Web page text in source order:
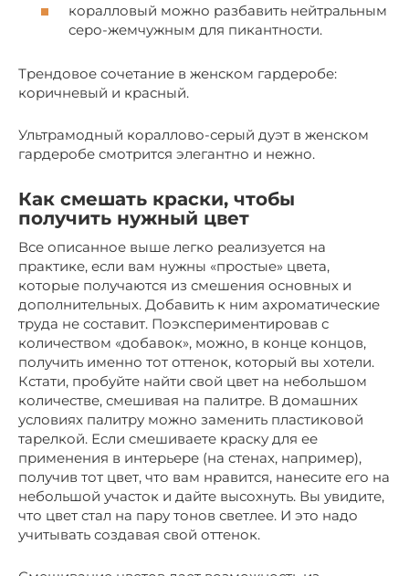
коралловый можно разбавить нейтральным
серо-жемчужным для пикантности.
Трендовое сочетание в женском гардеробе:
коричневый и красный.
Ультрамодный кораллово-серый дуэт в женском
гардеробе смотрится элегантно и нежно.
Как смешать краски, чтобы
получить нужный цвет
Все описанное выше легко реализуется на
практике, если вам нужны «простые» цвета,
которые получаются из смешения основных и
дополнительных. Добавить к ним ахроматические
труда не составит. Поэкспериментировав с
количеством «добавок», можно, в конце концов,
получить именно тот оттенок, который вы хотели.
Кстати, пробуйте найти свой цвет на небольшом
количестве, смешивая на палитре. В домашних
условиях палитру можно заменить пластиковой
тарелкой. Если смешиваете краску для ее
применения в интерьере (на стенах, например),
получив тот цвет, что вам нравится, нанесите его на
небольшой участок и дайте высохнуть. Вы увидите,
что цвет стал на пару тонов светлее. И это надо
учитывать создавая свой оттенок.